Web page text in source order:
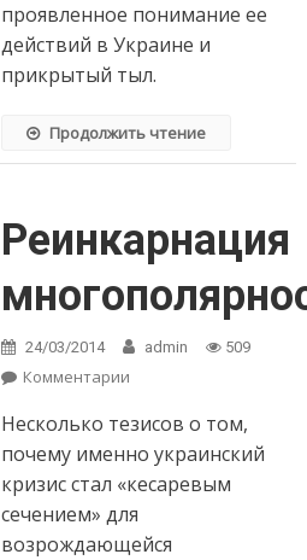
проявленное понимание ее
действий в Украине и
прикрытый тыл.
Продолжить чтение
Реинкарнация
24/03/2014 admin 509
Комментарии
Несколько тезисов о том,
почему именно украинский
кризис стал «кесаревым
сечением» для
возрождающейся